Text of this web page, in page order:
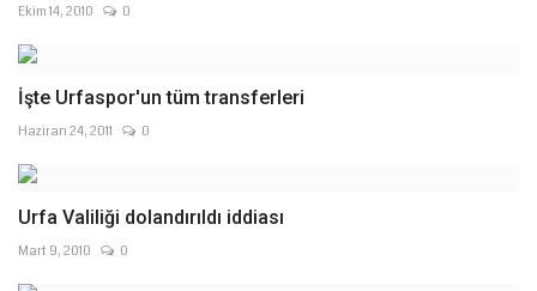
Ekim 14, 2010 0
İşte Urfaspor'un tüm transferleri
Haziran 24, 2011 0
Urfa Valiliği dolandırıldı iddiası
Mart 9, 2010 0